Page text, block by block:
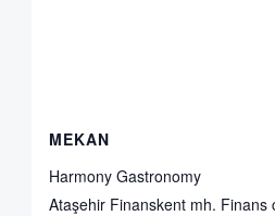
MEKAN
Harmony Gastronomy
Ataşehir Finanskent mh. Finans